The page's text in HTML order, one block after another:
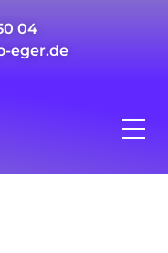
04
eger.de